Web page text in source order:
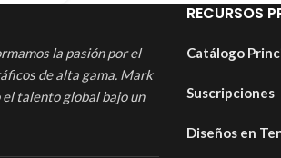
la pasión por el
de alta gama. Mark
talento global bajo un
RECURSOS
Catálogo
Suscripciones
Diseños en